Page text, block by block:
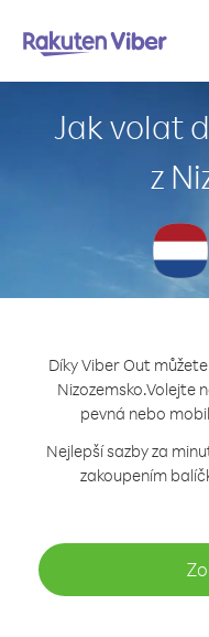
Jak volat
z
Díky Viber Out
Nizozemsko.Volejte
pevná nebo
Nejlepší sazby za
zakoupením